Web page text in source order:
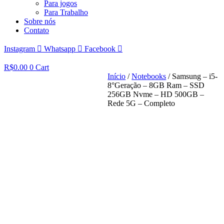
Para jogos
Para Trabalho
Sobre nós
Contato
Instagram Whatsapp Facebook
R$0.00 0 Cart
Início /Notebooks / Samsung – i5-
8°Geração – 8GB Ram – SSD
256GB Nvme – HD 500GB –
Rede 5G – Completo